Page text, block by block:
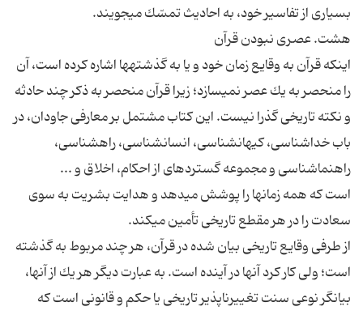
بسيارى از تفاسير خود، به احاديث تمسّك مى‏جويند.
هشت. عصرى نبودن قرآن‏
اينكه قرآن به وقايع زمان خود و يا به گذشته‏ها اشاره كرده است، آن
را منحصر به يك عصر نمى‏سازد؛ زيرا قرآن منحصر به ذكر چند حادثه
و نكته تاريخى گذرا نيست. اين كتاب مشتمل بر معارفى جاودان، در
باب خداشناسى، كيهان‏شناسى، انسان‏شناسى، راه‏شناسى،
راهنماشناسى و مجموعه گسترده‏اى از احكام، اخلاق و ...
است كه همه زمان‏ها را پوشش مى‏دهد و هدايت بشريت به سوى
سعادت را در هر مقطع تاريخى تأمين مى‏كند.
از طرفى وقايع تاريخى بيان شده در قرآن، هر چند مربوط به گذشته
است؛ ولى كار كرد آنها در آينده است. به عبارت ديگر هر يك از آنها،
بيانگر نوعى سنت تغييرناپذير تاريخى يا حكم و قانونى است كه